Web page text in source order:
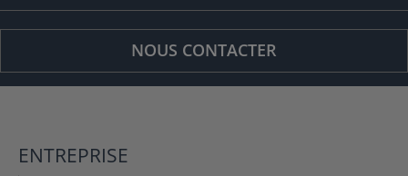
NOUS CONTACTER
ENTREPRISE